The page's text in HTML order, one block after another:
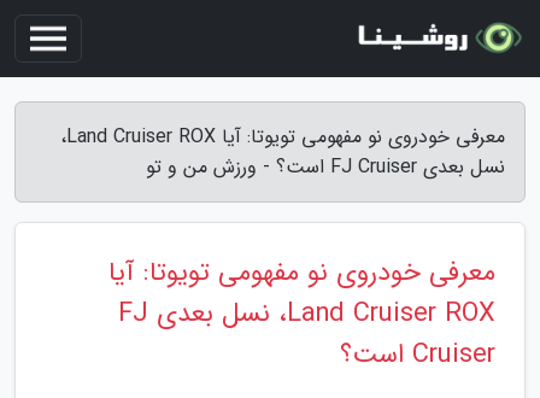
معرفی خودروی نو مفهومی تویوتا: آیا Land Cruiser ROX،
نسل بعدی FJ Cruiser است؟ - ورزش من و تو
معرفی خودروی نو مفهومی تویوتا: آیا
Land Cruiser ROX، نسل بعدی FJ
Cruiser است؟